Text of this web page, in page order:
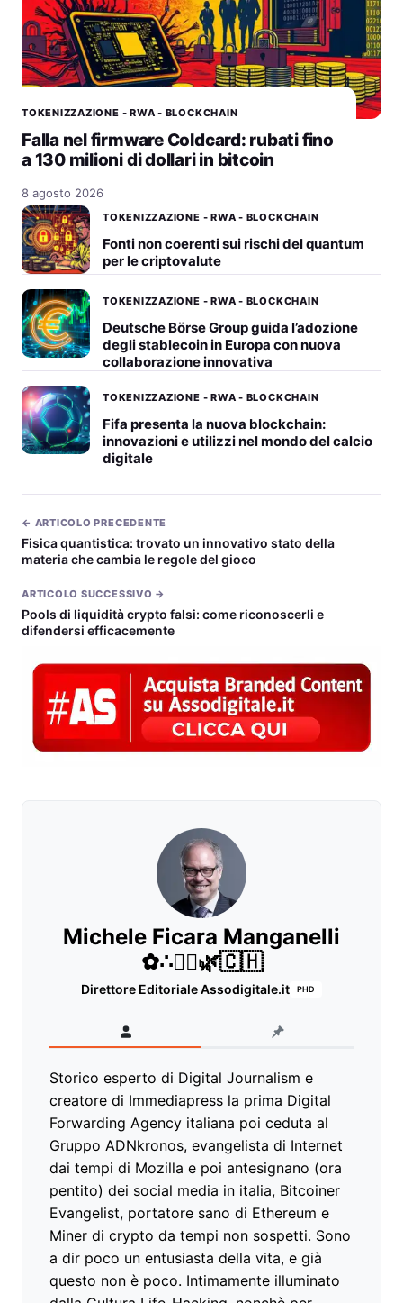
TOKENIZZAZIONE - RWA - BLOCKCHAIN
Falla nel firmware Coldcard: rubati fino
a 130 milioni di dollari in bitcoin
8 agosto 2026
TOKENIZZAZIONE - RWA - BLOCKCHAIN
Fonti non coerenti sui rischi del quantum
per le criptovalute
TOKENIZZAZIONE - RWA - BLOCKCHAIN
Deutsche Börse Group guida l’adozione
degli stablecoin in Europa con nuova
collaborazione innovativa
TOKENIZZAZIONE - RWA - BLOCKCHAIN
Fifa presenta la nuova blockchain:
innovazioni e utilizzi nel mondo del calcio
digitale
← ARTICOLO PRECEDENTE
Fisica quantistica: trovato un innovativo stato della
materia che cambia le regole del gioco
ARTICOLO SUCCESSIVO →
Pools di liquidità crypto falsi: come riconoscerli e
difendersi efficacemente
Michele Ficara Manganelli
✿∴♛🌿🇨🇭
Direttore Editoriale Assodigitale.it PHD
Storico esperto di Digital Journalism e
creatore di Immediapress la prima Digital
Forwarding Agency italiana poi ceduta al
Gruppo ADNkronos, evangelista di Internet
dai tempi di Mozilla e poi antesignano (ora
pentito) dei social media in italia, Bitcoiner
Evangelist, portatore sano di Ethereum e
Miner di crypto da tempi non sospetti. Sono
a dir poco un entusiasta della vita, e già
questo non è poco. Intimamente illuminato